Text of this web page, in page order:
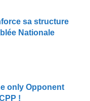
sa structure
Nationale
only Opponent
!